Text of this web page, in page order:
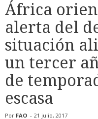
África
alerta del
situación
un tercer
de
escasa
Por FAO - 21 julio, 2017